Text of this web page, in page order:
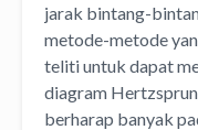
jarak bintang-
metode-metode
teliti untuk dapat
diagram
berharap banyak